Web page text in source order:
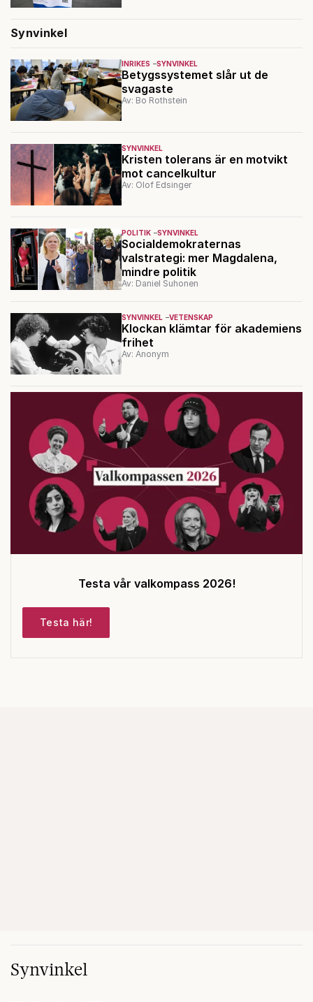
Synvinkel
INRIKES SYNVINKEL
Betygssystemet slår ut de
svagaste
Av: Bo Rothstein
SYNVINKEL
Kristen tolerans är en motvikt
mot cancelkultur
Av: Olof Edsinger
POLITIK SYNVINKEL
Socialdemokraternas
valstrategi: mer Magdalena,
mindre politik
Av: Daniel Suhonen
SYNVINKEL VETENSKAP
Klockan klämtar för akademiens
frihet
Av: Anonym
Testa vår valkompass 2026!
Testa här!
Synvinkel